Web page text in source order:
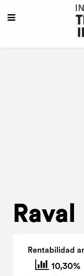
Raval
Rentabilidad
10,30%